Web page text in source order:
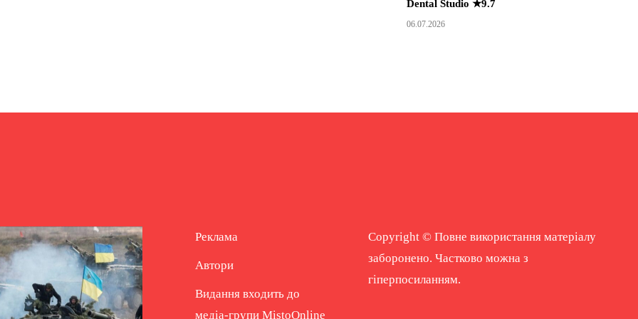
Dental Studio ★9.7
06.07.2026
Реклама
Автори
Видання входить до
медіа-групи MistoOnline
Copyright © Повне використання матеріалу
заборонено. Частково можна з
гіперпосиланням.